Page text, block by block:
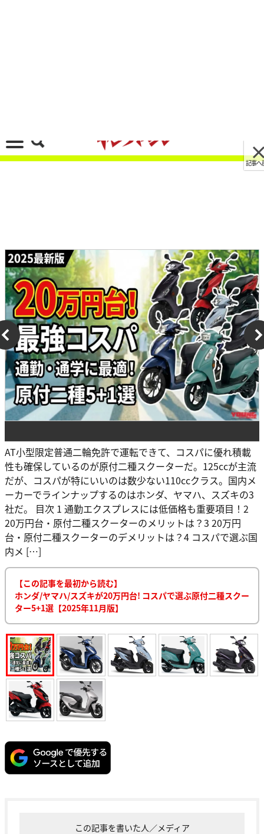
AT小型限定普通二輪免許で運転できて、コスパに優れ積載
性も確保しているのが原付二種スクーターだ。125ccが主流
だが、コスパが特にいいのは数少ない110ccクラス。国内メ
ーカーでラインナップするのはホンダ、ヤマハ、スズキの3
社だ。 目次 1 通勤エクスプレスには低価格も重要項目！2
20万円台・原付二種スクーターのメリットは？3 20万円
台・原付二種スクーターのデメリットは？4 コスパで選ぶ国
内メ […]
【この記事を最初から読む】
ホンダ/ヤマハ/スズキが20万円台! コスパで選ぶ原付二種スクー
ター5+1選【2025年11月版】
この記事を書いた人／メディア